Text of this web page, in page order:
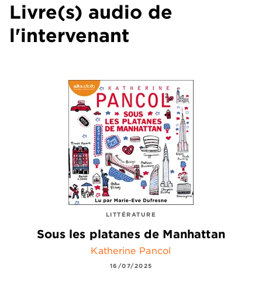
Livre(s) audio de
l'intervenant
LITTÉRATURE
Sous les platanes de Manhattan
Katherine Pancol
16/07/2025